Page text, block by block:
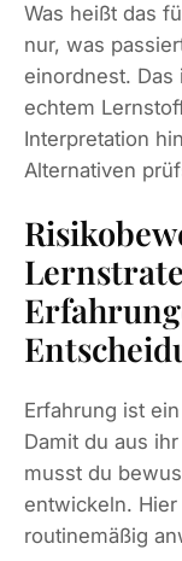
Was heißt das
nur, was
einordnest. Das
echtem
Interpretation
Alternativen
Erfahrung ist
Damit du aus
musst du
entwickeln.
routinemäßig